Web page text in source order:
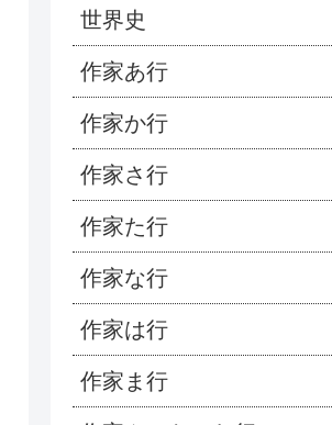
世界史
作家あ行
作家か行
作家さ行
作家た行
作家な行
作家は行
作家ま行